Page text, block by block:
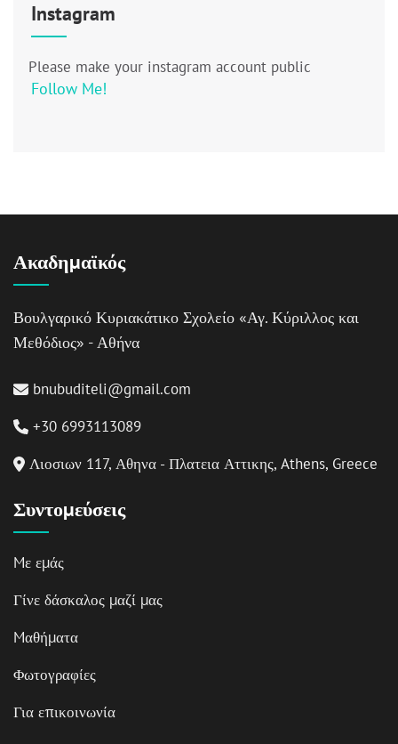
Instagram
Please make your instagram account public
Follow Me!
Ακαδημαϊκός
Βουλγαρικό Κυριακάτικο Σχολείο «Αγ. Κύριλλος και
Μεθόδιος» - Αθήνα
bnubuditeli@gmail.com
+30 6993113089
Λιοσιων 117, Αθηνα - Πλατεια Αττικης, Athens, Greece
Συντομεύσεις
Mε εμάς
Γίνε δάσκαλος μαζί μας
Mαθήματα
Φωτογραφίες
Για επικοινωνία